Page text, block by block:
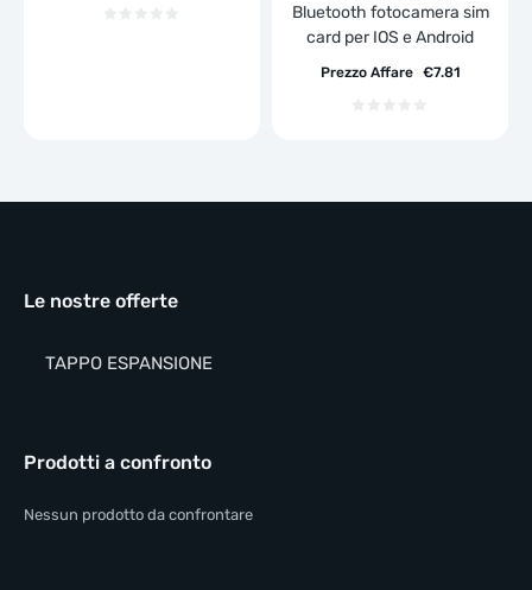
Bluetooth fotocamera sim
card per IOS e Android
€7.81
Prezzo Affare
Le nostre offerte
TAPPO ESPANSIONE
Prodotti a confronto
Nessun prodotto da confrontare